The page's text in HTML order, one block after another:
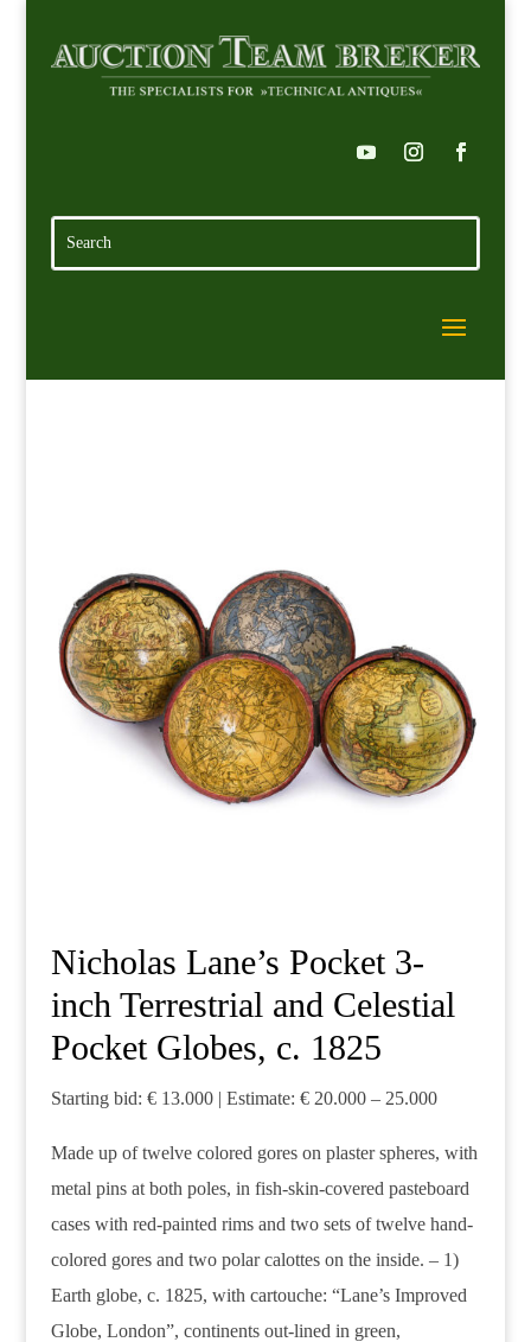
Nicholas Lane’s Pocket 3-
inch Terrestrial and Celestial
Pocket Globes, c. 1825
Starting bid: € 13.000 | Estimate: € 20.000 – 25.000
Made up of twelve colored gores on plaster spheres, with
metal pins at both poles, in fish-skin-covered pasteboard
cases with red-painted rims and two sets of twelve hand-
colored gores and two polar calottes on the inside. – 1)
Earth globe, c. 1825, with cartouche: “Lane’s Improved
Globe, London”, continents out-lined in green,